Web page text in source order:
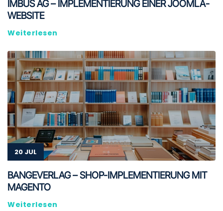
IMBUS AG – IMPLEMENTIERUNG EINER JOOMLA-
WEBSITE
Weiterlesen
20 JUL
BANGEVERLAG – SHOP-IMPLEMENTIERUNG MIT
MAGENTO
Weiterlesen